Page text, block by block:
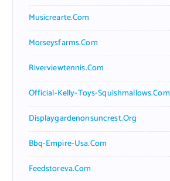
Musicrearte.com
Morseysfarms.com
Riverviewtennis.com
Official-Kelly-Toys-Squishmallows.com
Displaygardenonsuncrest.org
Bbq-Empire-Usa.com
Feedstoreva.com